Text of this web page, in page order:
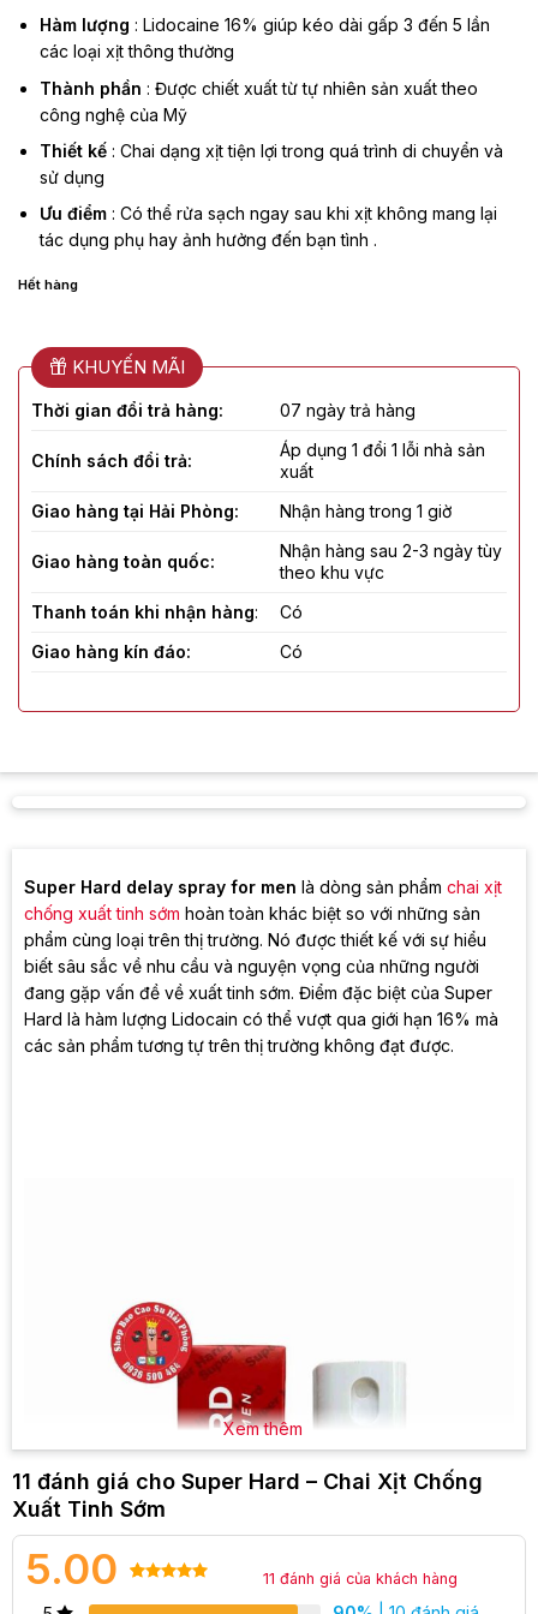
Hàm lượng : Lidocaine 16% giúp kéo dài gấp 3 đến 5 lần
các loại xịt thông thường
Thành phần : Được chiết xuất từ tự nhiên sản xuất theo
công nghệ của Mỹ
Thiết kế : Chai dạng xịt tiện lợi trong quá trình di chuyển và
sử dụng
Ưu điểm : Có thể rửa sạch ngay sau khi xịt không mang lại
tác dụng phụ hay ảnh hưởng đến bạn tình .
Hết hàng
KHUYẾN MÃI
Thời gian đổi trả hàng: 07 ngày trả hàng
Chính sách đổi trả:
Áp dụng 1 đổi 1 lỗi nhà sản
xuất
Giao hàng tại Hải Phòng:
Nhận hàng trong 1 giờ
Giao hàng toàn quốc:
Nhận hàng sau 2-3 ngày tùy
theo khu vực
Thanh toán khi nhận hàng:
Có
Giao hàng kín đáo:
Có
Super Hard delay spray for men là dòng sản phẩm chai xịt
chống xuất tinh sớm hoàn toàn khác biệt so với những sản
phẩm cùng loại trên thị trường. Nó được thiết kế với sự hiểu
biết sâu sắc về nhu cầu và nguyện vọng của những người
đang gặp vấn đề về xuất tinh sớm. Điểm đặc biệt của Super
Hard là hàm lượng Lidocain có thể vượt qua giới hạn 16% mà
các sản phẩm tương tự trên thị trường không đạt được.
Xem thêm
11 đánh giá cho Super Hard – Chai Xịt Chống
Xuất Tinh Sớm
5.00 11 đánh giá của khách hàng